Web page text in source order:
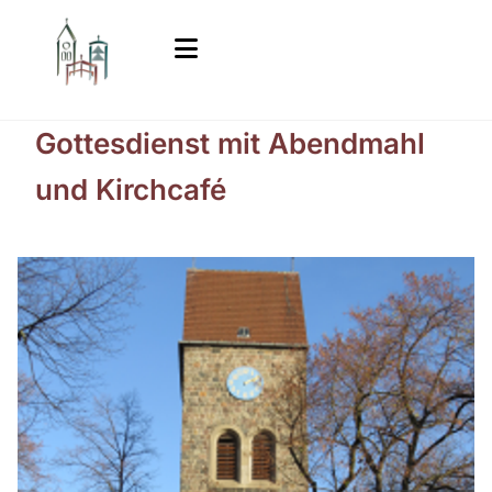
Gottesdienst mit Abendmahl
und Kirchcafé